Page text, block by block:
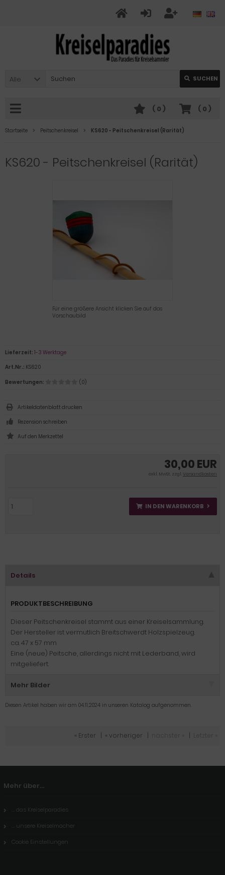
Alle SUCHEN
( 0 )
( 0 )
Startseite Peitschenkreisel KS620 - Peitschenkreisel (Rarität)
KS620 - Peitschenkreisel (Rarität)
Für eine größere Ansicht klicken Sie auf das
Vorschaubild
30,00 EUR
exkl. MwSt. zzgl.Versandkosten
IN DEN WARENKORB
Lieferzeit: 1-3 Werktage
Art.Nr.: KS620
Bewertungen:
(0)
Artikeldatenblatt drucken
Rezension schreiben
Details
PRODUKTBESCHREIBUNG
Dieser Peitschenkreisel stammt aus einer Kreiselsammlung.
Der Hersteller ist vermutlich Breitschwerdt Holzspielzeug.
ca. 47 x 57 mm
Eine (neue) Peitsche, allerdings nicht mit Lederband, wird
mitgeliefert.
Mehr Bilder
Diesen Artikel haben wir am 04.11.2024 in unseren Katalog aufgenommen.
« Erster « vorheriger
Mehr über...
... das Kreiselparadies
... unsere Kreiselmacher
Cookie Einstellungen